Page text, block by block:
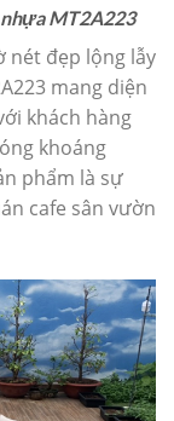
nhựa MT2A223
nét đẹp lộng lẫy
mang diện
khách hàng
khoáng
phẩm là sự
cafe sân vườn